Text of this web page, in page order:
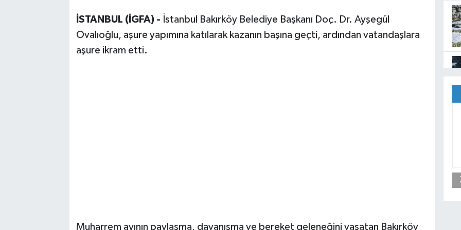
İSTANBUL (İGFA) - İstanbul Bakırköy Belediye Başkanı Doç. Dr. Ayşegül
Ovalıoğlu, aşure yapımına katılarak kazanın başına geçti, ardından vatandaşlara
aşure ikram etti.
Muharrem ayının paylaşma, dayanışma ve bereket geleneğini yaşatan Bakırköy